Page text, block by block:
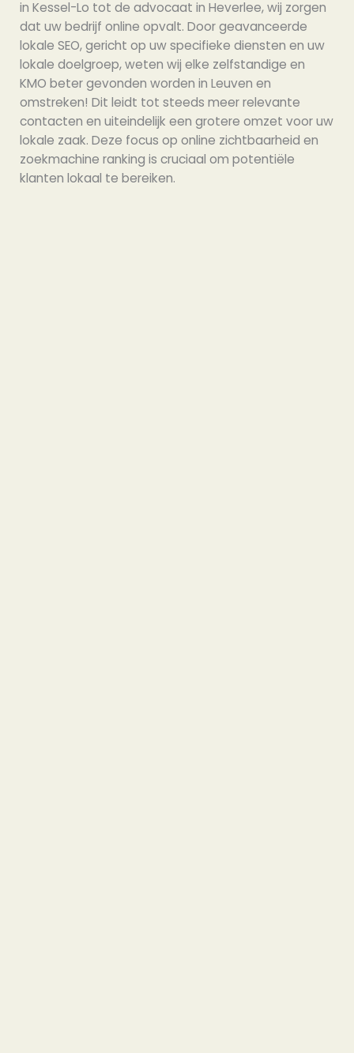
in Kessel-Lo tot de advocaat in Heverlee, wij zorgen
dat uw bedrijf online opvalt. Door geavanceerde
lokale SEO, gericht op uw specifieke diensten en uw
lokale doelgroep, weten wij elke zelfstandige en
KMO beter gevonden worden in Leuven en
omstreken! Dit leidt tot steeds meer relevante
contacten en uiteindelijk een grotere omzet voor uw
lokale zaak. Deze focus op online zichtbaarheid en
zoekmachine ranking is cruciaal om potentiële
klanten lokaal te bereiken.